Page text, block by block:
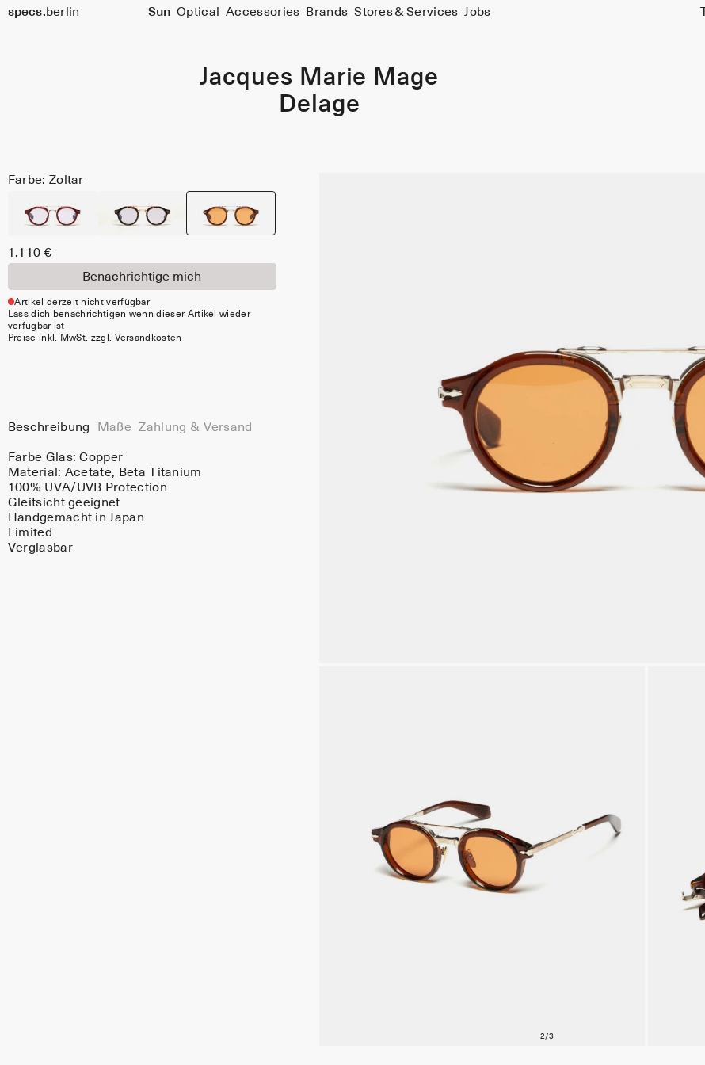
specs. berlin Sun Optical Accessories Brands Stores & Services Jobs
Jacques Marie Mage
Delage
Farbe: Zoltar
1.110 €
Benachrichtige mich
Artikel derzeit nicht verfügbar
Lass dich benachrichtigen wenn dieser Artikel wieder
verfügbar ist
Preise inkl. MwSt. zzgl. Versandkosten
Beschreibung Maße Zahlung & Versand
Farbe Glas:Copper
Material: Acetate, Beta Titanium
100% UVA/UVB Protection
Gleitsicht geeignet
Handgemacht in Japan
Limited
Verglasbar